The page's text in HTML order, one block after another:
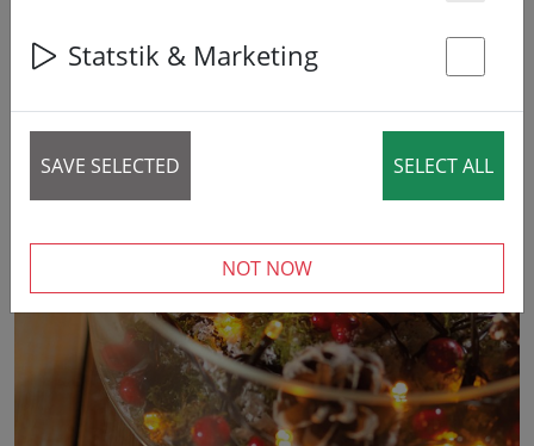
Statstik & Marketing
SAVE SELECTED SELECT ALL
NOT NOW